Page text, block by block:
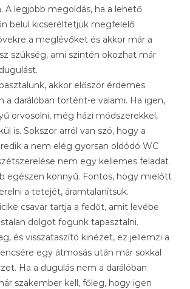
A legjobb megoldás, ha a lehető
belül kicseréltetjük megfelelő
a meglévőket és akkor már a
szükség, ami szintén okozhat már
akkor először érdemes
a darálóban történt-e valami. Ha igen,
orvosolni, még házi módszerekkel,
is. Sokszor arról van szó, hogy a
a nem elég gyorsan oldódó WC
nem egy kellemes feladat
egészen könnyű. Fontos, hogy mielőtt
a tetejét, áramtalanítsuk.
csavar tartja a fedőt, amit levébe
dolgot fogunk tapasztalni.
és visszataszító kinézet, ez jellemzi a
egy átmosás után már sokkal
Ha a dugulás nem a darálóban
szakember kell, főleg, hogy igen